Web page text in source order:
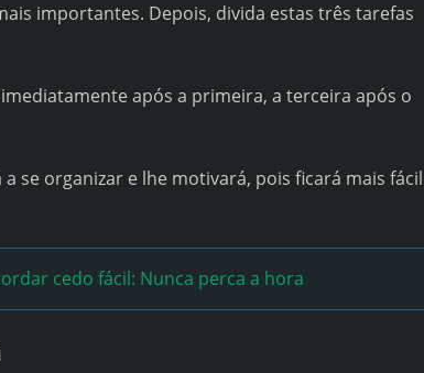
importantes. Depois, divida estas três tarefas
após a primeira, a terceira após o
se organizar e lhe motivará, pois ficará mais fácil
cedo fácil: Nunca perca a hora